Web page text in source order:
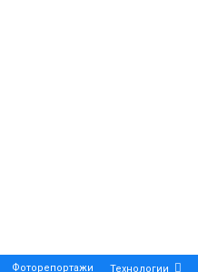
Фоторепортажи Технологии